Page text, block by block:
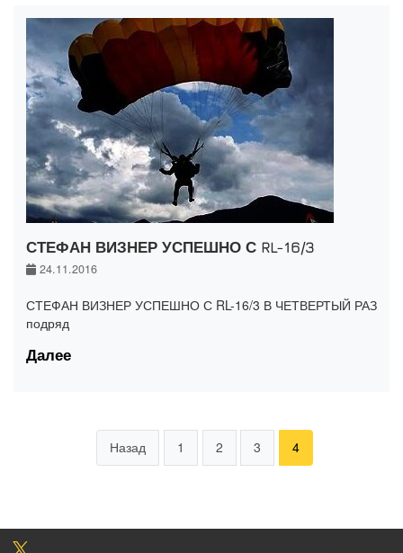
СТЕФАН ВИЗНЕР УСПЕШНО С RL-16/3
24.11.2016
СТЕФАН ВИЗНЕР УСПЕШНО С RL-16/3 В ЧЕТВЕРТЫЙ РАЗ
подряд
Далее
Назад 1 2 3 4